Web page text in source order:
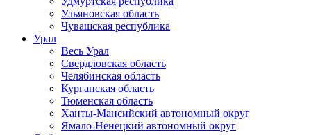
Ульяновская область
Чувашская республика
Урал
Весь Урал
Свердловская область
Челябинская область
Курганская область
Тюменская область
Ханты-Мансийский автономный округ
Ямало-Ненецкий автономный округ